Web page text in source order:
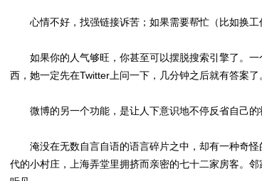
心情不好，找强链接诉苦；如果需要帮忙（比如换工
如果你的人气够旺，你甚至可以摆脱搜索引擎了。一
西，她一定先在Twitter上问一下，几分钟之后就有答案了
微博的另一个功能，是让人下意识地不停反省自己的
淹没在无数自言自语的语言碎片之中，却有一种奇怪
代的小村庄，上海弄堂里拥挤而亲密的七十二家房客。